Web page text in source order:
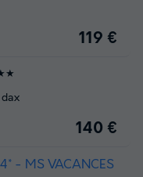
119 €
140 €
- MS VACANCES